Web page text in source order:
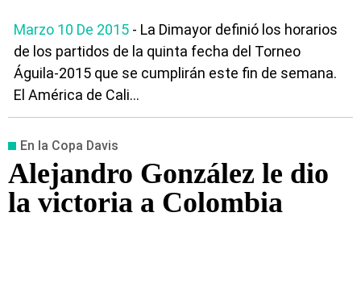
Marzo 10 De 2015 - La Dimayor definió los horarios
de los partidos de la quinta fecha del Torneo
Águila-2015 que se cumplirán este fin de semana.
El América de Cali...
En la Copa Davis
Alejandro González le dio
la victoria a Colombia